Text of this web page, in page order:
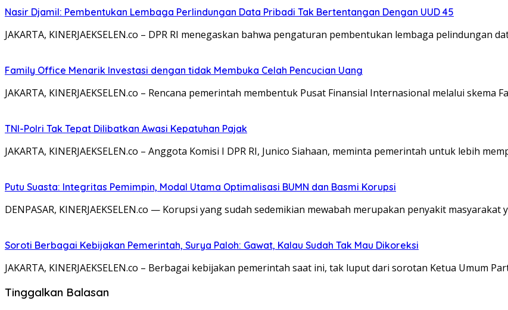
Nasir Djamil: Pembentukan Lembaga Perlindungan Data Pribadi Tak Bertentangan Dengan UUD 45
JAKARTA, KINERJAEKSELEN.co – DPR RI menegaskan bahwa pengaturan pembentukan lembaga pelindungan
Family Office Menarik Investasi dengan tidak Membuka Celah Pencucian Uang
JAKARTA, KINERJAEKSELEN.co – Rencana pemerintah membentuk Pusat Finansial Internasional melalui skema
TNI-Polri Tak Tepat Dilibatkan Awasi Kepatuhan Pajak
JAKARTA, KINERJAEKSELEN.co – Anggota Komisi I DPR RI, Junico Siahaan, meminta pemerintah untuk lebih
Putu Suasta: Integritas Pemimpin, Modal Utama Optimalisasi BUMN dan Basmi Korupsi
DENPASAR, KINERJAEKSELEN.co — Korupsi yang sudah sedemikian mewabah merupakan penyakit
Soroti Berbagai Kebijakan Pemerintah, Surya Paloh: Gawat, Kalau Sudah Tak Mau Dikoreksi
JAKARTA, KINERJAEKSELEN.co – Berbagai kebijakan pemerintah saat ini, tak luput dari sorotan Ketua Umum
Tinggalkan Balasan